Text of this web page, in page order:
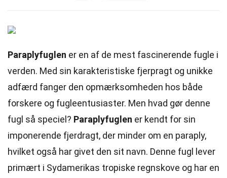
Paraplyfuglen er en af de mest fascinerende fugle i
verden. Med sin karakteristiske fjerpragt og unikke
adfærd fanger den opmærksomheden hos både
forskere og fugleentusiaster. Men hvad gør denne
fugl så speciel? Paraplyfuglen er kendt for sin
imponerende fjerdragt, der minder om en paraply,
hvilket også har givet den sit navn. Denne fugl lever
primært i Sydamerikas tropiske regnskove og har en